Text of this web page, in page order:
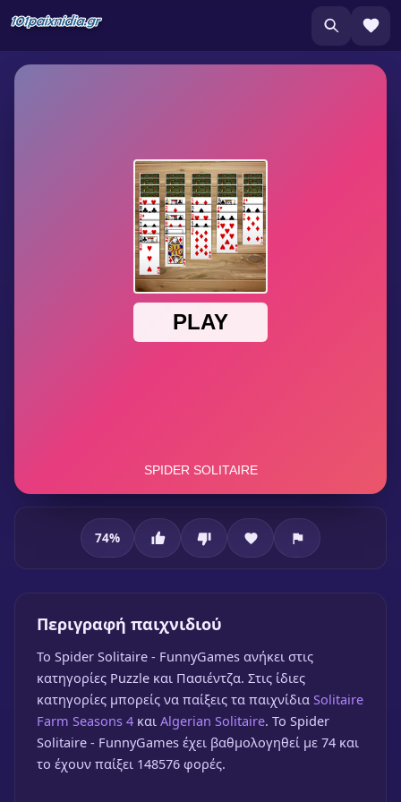
Spider Solitaire - FunnyGames
74% 🎮 1 Παίκτης
Παίξε δωρεάν
74%
Περιγραφή παιχνιδιού
To Spider Solitaire - FunnyGames ανήκει στις
κατηγορίες Puzzle και Πασιέντζα. Στις ίδιες
κατηγορίες μπορείς να παίξεις τα παιχνίδια Solitaire
Farm Seasons 4 και Algerian Solitaire. Το Spider
Solitaire - FunnyGames έχει βαθμολογηθεί με 74 και
το έχουν παίξει 148576 φορές.